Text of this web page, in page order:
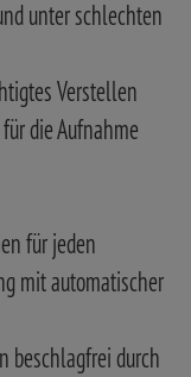
unter schlechten
Verstellen
die Aufnahme
für jeden
mit automatischer
beschlagfrei durch